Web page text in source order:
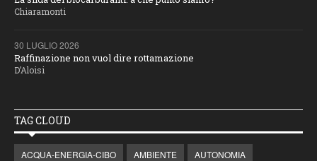
Chiaramonti
30 LUGLIO 2026
Raffinazione non vuol dire rottamazione
D’Aloisi
TAG CLOUD
ACQUA-ENERGIA-CIBO AMBIENTE
AUTONOMIA